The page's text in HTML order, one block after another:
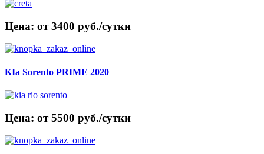
Цена: от 3400 руб./сутки
KIa Sorento PRIME 2020
Цена: от 5500 руб./сутки